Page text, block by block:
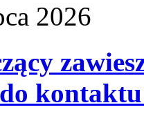
2026